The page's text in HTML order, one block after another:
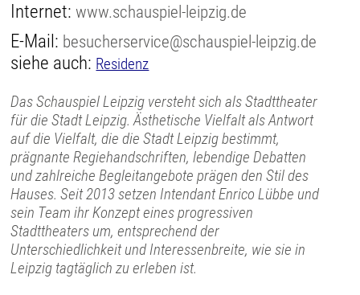
Internet:www.schauspiel-leipzig.de
E-Mail: besucherservice@schauspiel-leipzig.de
siehe auch: Residenz
Das Schauspiel Leipzig versteht sich als Stadttheater
für die Stadt Leipzig. Ästhetische Vielfalt als Antwort
auf die Vielfalt, die die Stadt Leipzig bestimmt,
prägnante Regiehandschriften, lebendige Debatten
und zahlreiche Begleitangebote prägen den Stil des
Hauses. Seit 2013 setzen Intendant Enrico Lübbe und
sein Team ihr Konzept eines progressiven
Stadttheaters um, entsprechend der
Unterschiedlichkeit und Interessenbreite, wie sie in
Leipzig tagtäglich zu erleben ist.